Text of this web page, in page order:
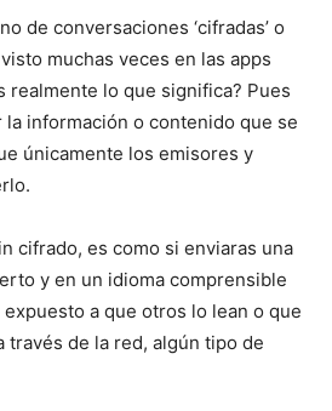
de conversaciones ‘cifradas’ o
visto muchas veces en las apps
realmente lo que significa? Pues
la información o contenido que se
únicamente los emisores y
cifrado, es como si enviaras una
y en un idioma comprensible
a que otros lo lean o que
través de la red, algún tipo de